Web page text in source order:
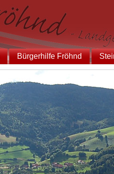
Bürgerhilfe Fröhnd